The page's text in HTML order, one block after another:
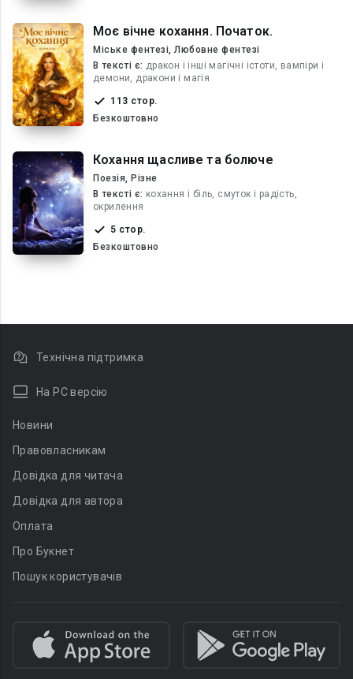
Моє вічне кохання. Початок.
Міське фентезі, Любовне фентезі
В текcті є: дракон і інші магічні істоти, вампіри і
демони, дракони і магія
113 стор.
Безкоштовно
Кохання щасливе та болюче
Поезія, Різне
В текcті є: кохання і біль, смуток і радість,
окрилення
5 стор.
Безкоштовно
Технічна підтримка
На PC версію
Новини
Правовласникам
Довідка для читача
Довідка для автора
Оплата
Про Букнет
Пошук користувачів